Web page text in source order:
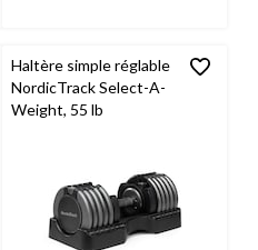
Haltère simple réglable
NordicTrack Select-A-
Weight, 55 lb